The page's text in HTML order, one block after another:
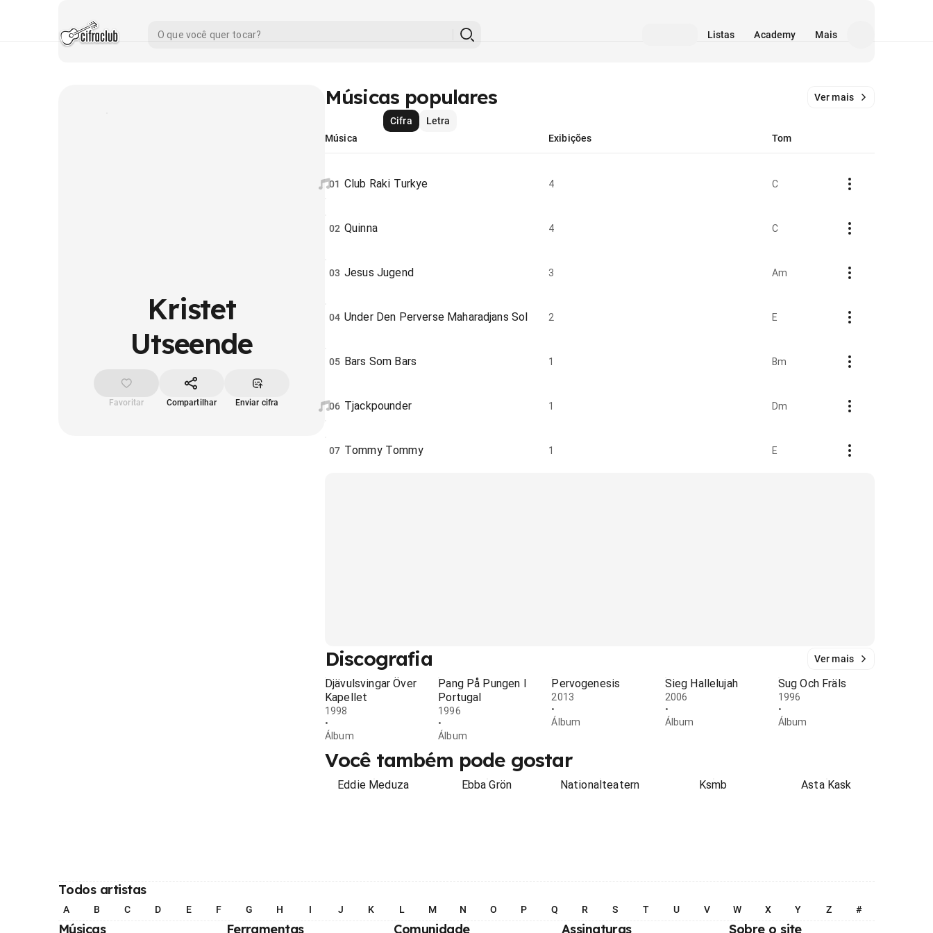
Listas Academy Mais
Kristet
Utseende
Favoritar Compartilhar Enviar cifra
Músicas populares Ver mais
Cifra
Letra
Música
Exibições Tom
01 Club Raki Turkye 4 C
02 Quinna 4 C
03 Jesus Jugend 3 Am
04 Under Den Perverse Maharadjans Sol 2 E
05 Bars Som Bars 1 Bm
06 Tjackpounder 1 Dm
07 Tommy Tommy 1 E
Discografia Ver mais
Djävulsvingar Över
Kapellet
1998
•
Álbum
Pang På Pungen I
Portugal
1996
•
Álbum
Pervogenesis
2013
•
Álbum
Sieg Hallelujah
2006
•
Álbum
Sug Och Fräls
1996
•
Álbum
Você também pode gostar
Eddie Meduza Ebba Grön Nationalteatern Ksmb Asta Kask
Todos artistas
A B C D E F G H I J K L M N O P Q R S T U V W X Y Z #
Músicas Ferramentas Comunidade Assinaturas Sobre o site